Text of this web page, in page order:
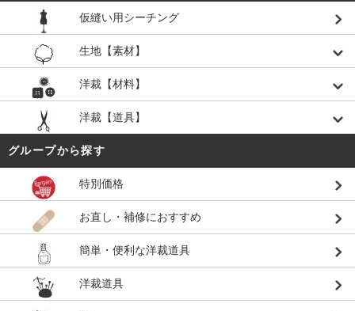
仮縫い用シーチング
生地【素材】
洋裁【材料】
洋裁【道具】
グループから探す
特別価格
お直し・補修におすすめ
簡単・便利な洋裁道具
洋裁道具